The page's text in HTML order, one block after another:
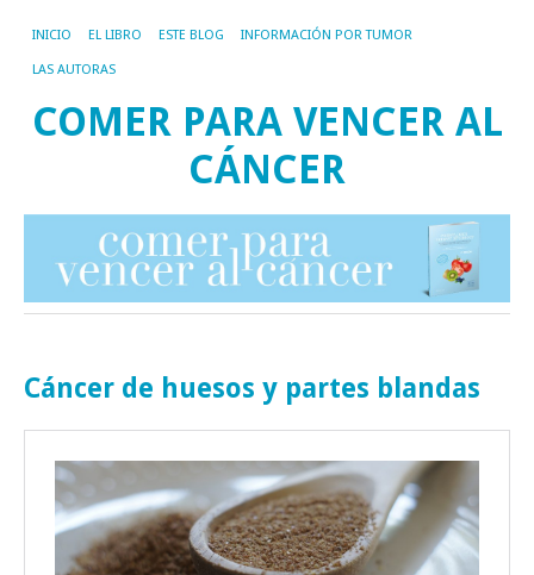
INICIO EL LIBRO ESTE BLOG INFORMACIÓN POR TUMOR
LAS AUTORAS
COMER PARA VENCER AL
CÁNCER
Cáncer de huesos y partes blandas